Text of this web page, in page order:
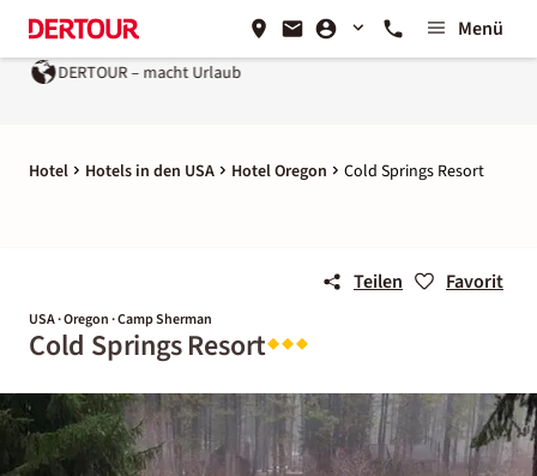
Menü
DERTOUR – macht Urlaub
Hotel Hotels in den USA Hotel Oregon Cold Springs Resort
Teilen Favorit
USA · Oregon · Camp Sherman
Cold Springs Resort